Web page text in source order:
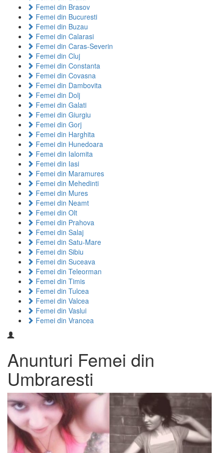
Femei din Brasov
Femei din Bucuresti
Femei din Buzau
Femei din Calarasi
Femei din Caras-Severin
Femei din Cluj
Femei din Constanta
Femei din Covasna
Femei din Dambovita
Femei din Dolj
Femei din Galati
Femei din Giurgiu
Femei din Gorj
Femei din Harghita
Femei din Hunedoara
Femei din Ialomita
Femei din Iasi
Femei din Maramures
Femei din Mehedinti
Femei din Mures
Femei din Neamt
Femei din Olt
Femei din Prahova
Femei din Salaj
Femei din Satu-Mare
Femei din Sibiu
Femei din Suceava
Femei din Teleorman
Femei din Timis
Femei din Tulcea
Femei din Valcea
Femei din Vaslui
Femei din Vrancea
Anunturi Femei din
Umbraresti